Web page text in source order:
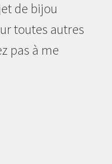
de bijou
toutes autres
pas à me